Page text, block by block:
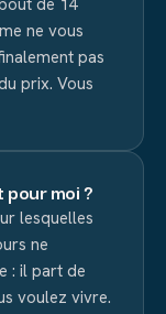
de 14
ne vous
pas
prix. Vous
moi ?
lesquelles
ne
: il part de
voulez vivre.